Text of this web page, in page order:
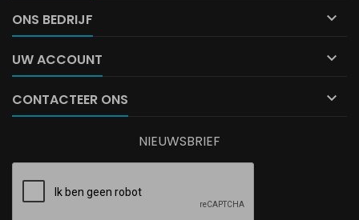
ONS BEDRIJF 
UW ACCOUNT 
CONTACTEER ONS 
NIEUWSBRIEF